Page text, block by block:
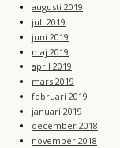
augusti 2019
juli 2019
juni 2019
maj 2019
april 2019
mars 2019
februari 2019
januari 2019
december 2018
november 2018